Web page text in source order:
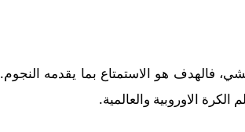
فالهدف هو الاستمتاع بما يقدمه النجوم.
الاوروبية والعالمية.